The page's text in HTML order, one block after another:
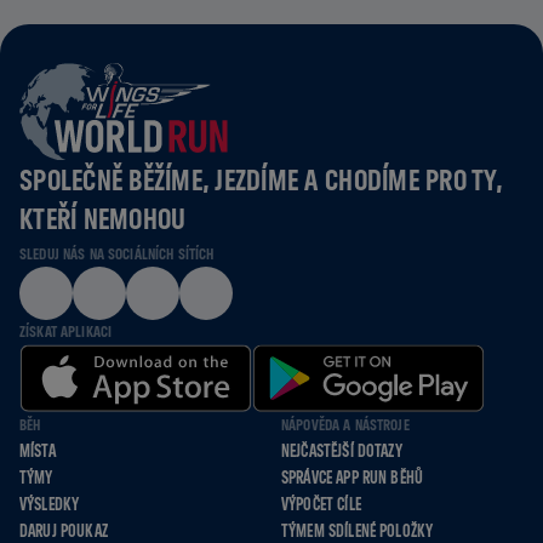
SPOLEČNĚ BĚŽÍME, JEZDÍME A CHODÍME PRO TY,
KTEŘÍ NEMOHOU
SLEDUJ NÁS NA SOCIÁLNÍCH SÍTÍCH
ZÍSKAT APLIKACI
BĚH
MÍSTA
TÝMY
VÝSLEDKY
DARUJ POUKAZ
NÁPOVĚDA A NÁSTROJE
NEJČASTĚJŠÍ DOTAZY
SPRÁVCE APP RUN BĚHŮ
VÝPOČET CÍLE
TÝMEM SDÍLENÉ POLOŽKY